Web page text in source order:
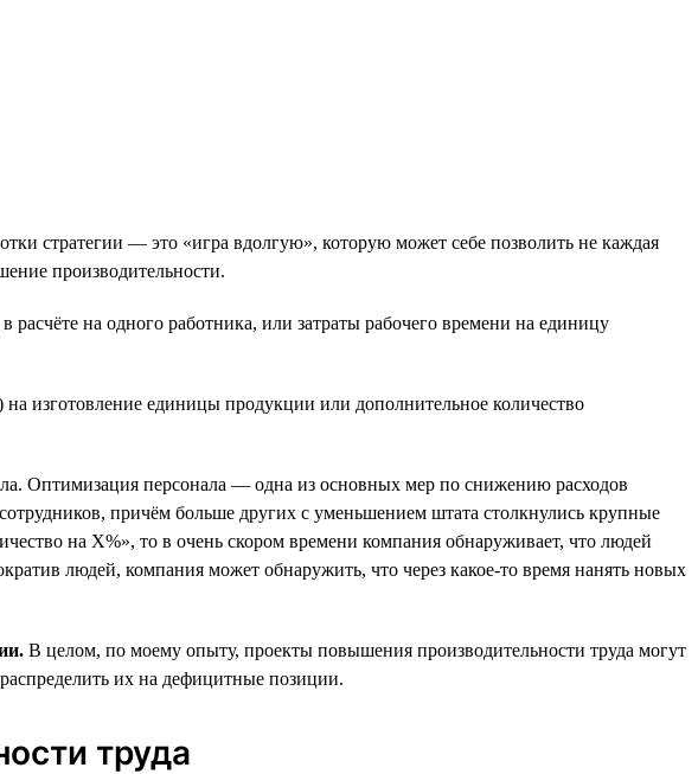
стратегии — это «игра вдолгую», которую может себе позволить не каждая
производительности.
на одного работника, или затраты рабочего времени на единицу
на изготовление единицы продукции или дополнительное количество
Оптимизация персонала — одна из основных мер по снижению расходов
причём больше других с уменьшением штата столкнулись крупные
на Х%», то в очень скором времени компания обнаруживает, что людей
людей, компания может обнаружить, что через какое-то время нанять новых
В целом, по моему опыту, проекты повышения производительности труда могут
их на дефицитные позиции.
труда